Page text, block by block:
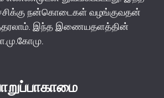
நன்கொடைகள் வழங்குவதன்
இந்த இணையதளத்தின்